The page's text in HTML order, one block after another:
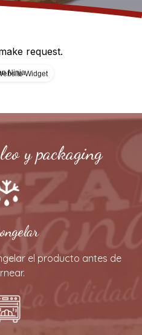
request.
Widget
y packaging
el producto antes de